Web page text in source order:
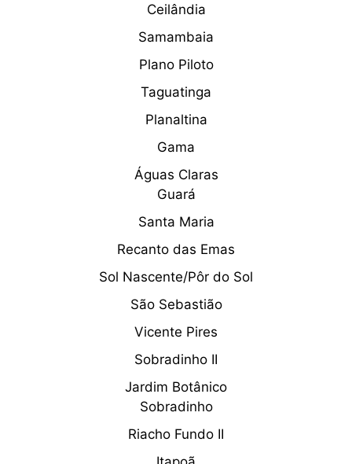
Ceilândia
Samambaia
Plano Piloto
Taguatinga
Planaltina
Gama
Águas Claras
Guará
Santa Maria
Recanto das Emas
Sol Nascente/Pôr do Sol
São Sebastião
Vicente Pires
Sobradinho II
Jardim Botânico
Sobradinho
Riacho Fundo II